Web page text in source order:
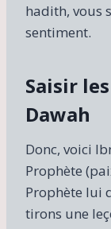
hadith, vous
sentiment.
Saisir
Dawah
Donc, voici
Prophète
Prophète lui
tirons une